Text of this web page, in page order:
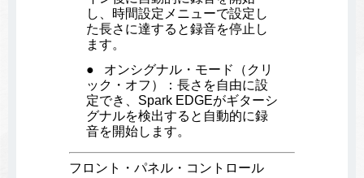
し、時間設定メニューで設定し
た長さに達すると録音を停止し
ます。
オンシグナル・モード（クリ
ック・オフ）：長さを自由に設
定でき、Spark EDGEがギターシ
グナルを検出すると自動的に録
音を開始します。
フロント・パネル・コントロール